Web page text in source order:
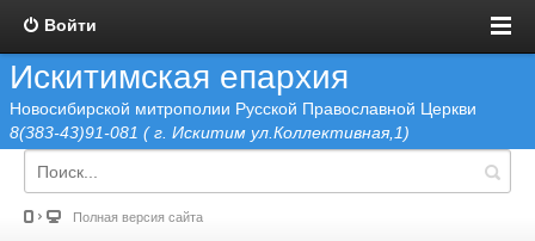
Войти
Искитимская епархия
Новосибирской митрополии Русской Православной Церкви
8(383-43)91-081 ( г. Искитим ул.Коллективная,1)
Полная версия сайта